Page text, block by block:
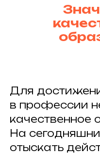
Для
в профессии
качественное
На
отыскать